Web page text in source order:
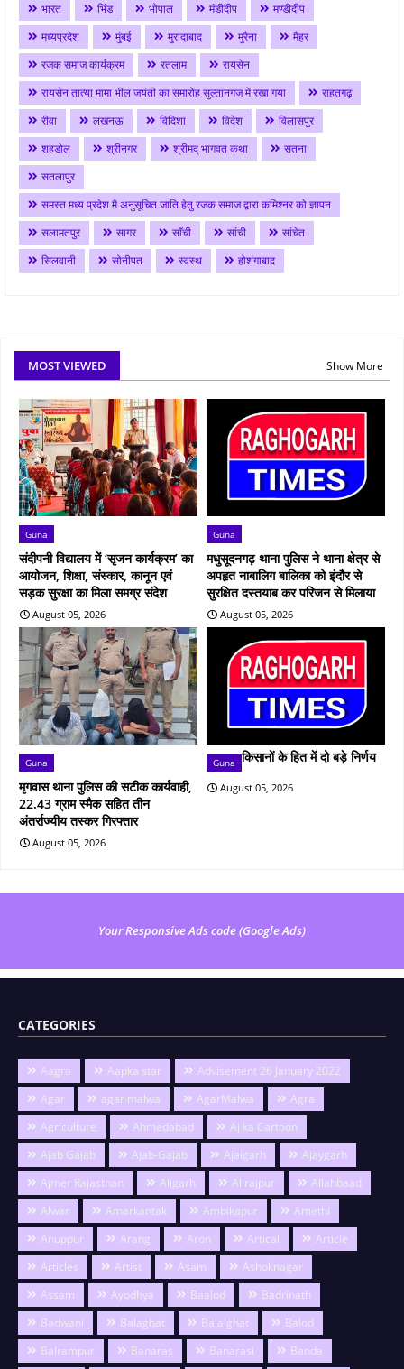
भारत भिंड भोपाल मंडीदीप
मण्डीदीप
मध्यप्रदेश
मुंबई मुरादाबाद मुरैना
मैहर
रजक समाज कार्यक्रम
रतलाम
रायसेन
रायसेन तात्या मामा भील जयंती का समारोह सुल्तानगंज में रखा गया
राहतगढ़
रीवा
लखनऊ विदिशा विदेश
विलासपुर
शहडोल
श्रीनगर श्रीमद् भागवत कथा
सतना
सतलापुर
समस्त मध्य प्रदेश मै अनुसूचित जाति हेतु रजक समाज द्वारा कमिश्नर को ज्ञापन
सलामतपुर
सागर साँची सांची
सांचेत
सिलवानी
सोनीपत स्वस्थ होशंगाबाद
MOST VIEWED Show More
Guna
संदीपनी विद्यालय में ‘सृजन कार्यक्रम’ का
आयोजन, शिक्षा, संस्कार, कानून एवं
सड़क सुरक्षा का मिला समग्र संदेश
August 05, 2026
Guna
मधुसूदनगढ़ थाना पुलिस ने थाना क्षेत्र से
अपहृत नाबालिग बालिका को इंदौर से
सुरक्षित दस्तयाब कर परिजन से मिलाया
August 05, 2026
Guna
मृगवास थाना पुलिस की सटीक कार्यवाही,
22.43 ग्राम स्मैक सहित तीन
अंतर्राज्यीय तस्कर गिरफ्तार
August 05, 2026
Guna किसानों के हित में दो बड़े निर्णय
August 05, 2026
Your Responsive Ads code (Google Ads)
CATEGORIES
Aagra Aapka star
Advisement 26 January 2022
Agar
agar malwa AgarMalwa
Agra
Agriculture
Ahmedabad
Aj ka Cartoon
Ajab Gajab
Ajab-Gajab Ajaigarh
Ajaygarh
Ajmer Rajasthan
Aligarh Alirajpur
Allahbaad
Alwar
Amarkantak Ambikapur
Amethi
Anuppur
Arang Aron Artical
Article
Articles
Artist Asam
Ashoknagar
Assam
Ayodhya Baalod
Badrinath
Badwani
Balaghat Balalghat
Balod
Balrampur
Banaras Banarasi
Banda